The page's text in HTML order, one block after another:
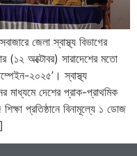
জেলা স্বাস্থ্য বিভাগের
(১২ অক্টোবর) সারাদেশের মতো
২০২৫’। স্বাস্থ্য
দেশের প্রাক-প্রাথমিক
প্রতিষ্ঠানে বিনামূল্যে ১ ডোজ